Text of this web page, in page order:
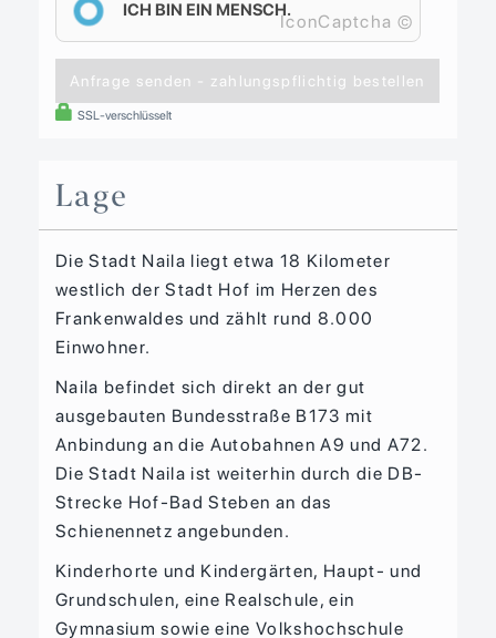
Anfrage senden - zahlungspflichtig bestellen
SSL-verschlüsselt
ICH BIN EIN MENSCH.
IconCaptcha ©
Lage
Die Stadt Naila liegt etwa 18 Kilometer
westlich der Stadt Hof im Herzen des
Frankenwaldes und zählt rund 8.000
Einwohner.
Naila befindet sich direkt an der gut
ausgebauten Bundesstraße B173 mit
Anbindung an die Autobahnen A9 und A72.
Die Stadt Naila ist weiterhin durch die DB-
Strecke Hof-Bad Steben an das
Schienennetz angebunden.
Kinderhorte und Kindergärten, Haupt- und
Grundschulen, eine Realschule, ein
Gymnasium sowie eine Volkshochschule